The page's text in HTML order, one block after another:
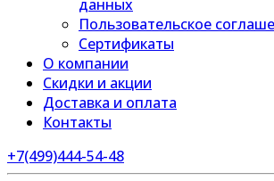
данных
Пользовательское
Сертификаты
О компании
Скидки и акции
Доставка и оплата
Контакты
+7(499)444-54-48